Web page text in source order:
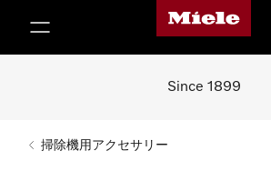
Mieleのホームページ
Since 1899
掃除機用アクセサリー